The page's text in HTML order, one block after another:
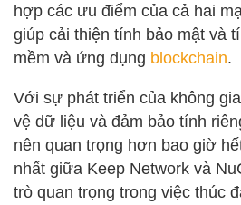
hợp các ưu điểm của cả hai
giúp cải thiện tính bảo mật và
mềm và ứng dụng blockchain.
Với sự phát triển của không
vệ dữ liệu và đảm bảo tính
nên quan trọng hơn bao giờ
nhất giữa Keep Network và
trò quan trọng trong việc thúc